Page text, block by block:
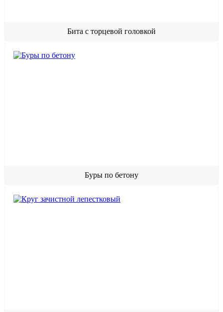
Бита с торцевой головкой
Буры по бетону